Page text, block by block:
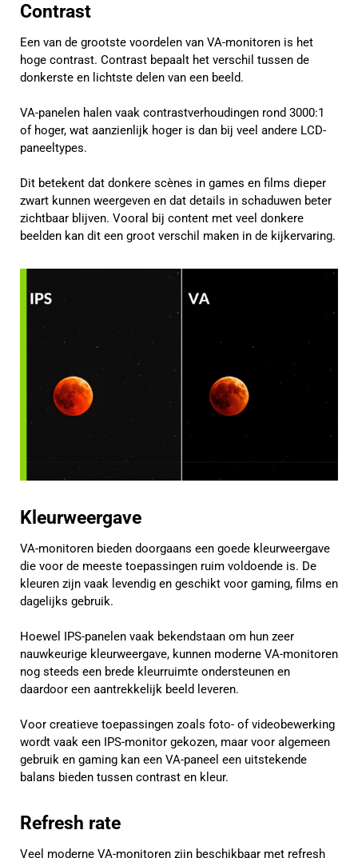
Contrast
Een van de grootste voordelen van VA-monitoren is het
hoge contrast. Contrast bepaalt het verschil tussen de
donkerste en lichtste delen van een beeld.
VA-panelen halen vaak contrastverhoudingen rond 3000:1
of hoger, wat aanzienlijk hoger is dan bij veel andere LCD-
paneeltypes.
Dit betekent dat donkere scènes in games en films dieper
zwart kunnen weergeven en dat details in schaduwen beter
zichtbaar blijven. Vooral bij content met veel donkere
beelden kan dit een groot verschil maken in de kijkervaring.
Kleurweergave
VA-monitoren bieden doorgaans een goede kleurweergave
die voor de meeste toepassingen ruim voldoende is. De
kleuren zijn vaak levendig en geschikt voor gaming, films en
dagelijks gebruik.
Hoewel IPS-panelen vaak bekendstaan om hun zeer
nauwkeurige kleurweergave, kunnen moderne VA-monitoren
nog steeds een brede kleurruimte ondersteunen en
daardoor een aantrekkelijk beeld leveren.
Voor creatieve toepassingen zoals foto- of videobewerking
wordt vaak een IPS-monitor gekozen, maar voor algemeen
gebruik en gaming kan een VA-paneel een uitstekende
balans bieden tussen contrast en kleur.
Refresh rate
Veel moderne VA-monitoren zijn beschikbaar met refresh